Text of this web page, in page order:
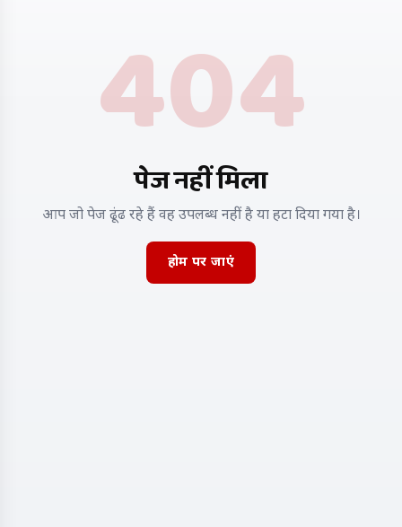
404
पेज नहीं मिला
आप जो पेज ढूंढ रहे हैं वह उपलब्ध नहीं है या हटा दिया गया है।
होम पर जाएं